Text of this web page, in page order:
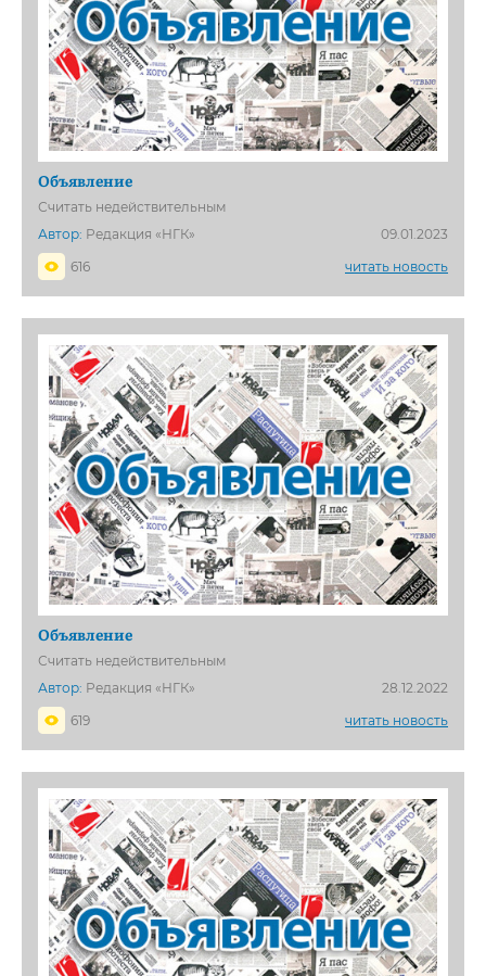
Объявление
Считать недействительным
Автор: Редакция «НГК»
09.01.2023
616
читать новость
Объявление
Считать недействительным
Автор: Редакция «НГК»
28.12.2022
619
читать новость